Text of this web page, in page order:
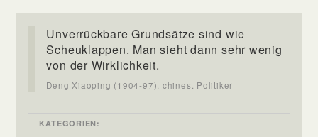
Unverrückbare Grundsätze sind wie
Scheuklappen. Man sieht dann sehr wenig
von der Wirklichkeit.
Deng Xiaoping (1904-97), chines. Politiker
KATEGORIEN: